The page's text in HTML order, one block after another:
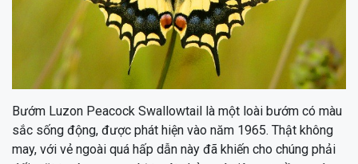
Bướm Luzon Peacock Swallowtail là một loài bướm có màu
sắc sống động, được phát hiện vào năm 1965. Thật không
may, với vẻ ngoài quá hấp dẫn này đã khiến cho chúng phải